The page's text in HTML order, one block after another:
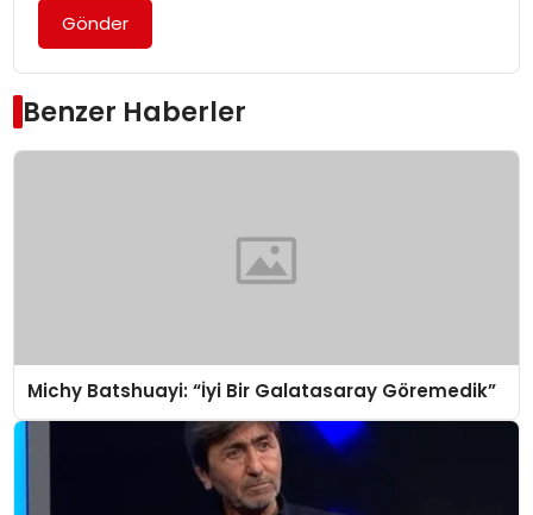
Gönder
Benzer Haberler
Michy Batshuayi: “İyi Bir Galatasaray Göremedik”